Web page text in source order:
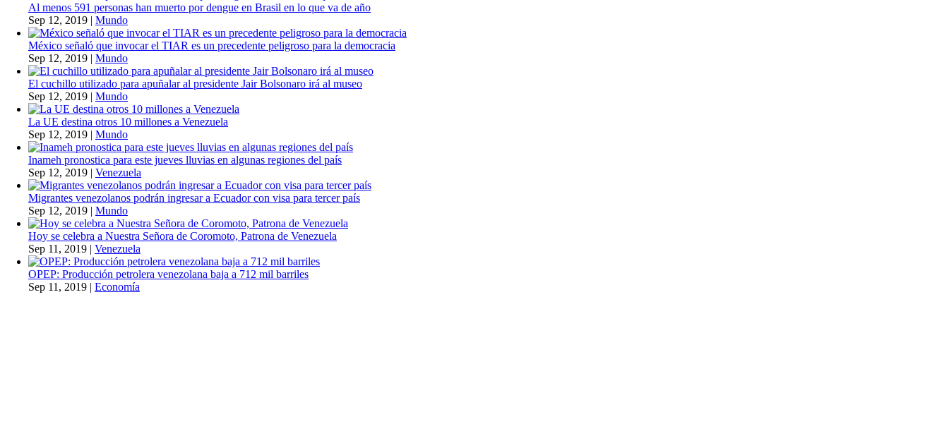
Al menos 591 personas han muerto por dengue en Brasil en lo que va de año
Sep 12, 2019 | Mundo
México señaló que invocar el TIAR es un precedente peligroso para la democracia
Sep 12, 2019 | Mundo
El cuchillo utilizado para apuñalar al presidente Jair Bolsonaro irá al museo
Sep 12, 2019 | Mundo
La UE destina otros 10 millones a Venezuela
Sep 12, 2019 | Mundo
Inameh pronostica para este jueves lluvias en algunas regiones del país
Sep 12, 2019 | Venezuela
Migrantes venezolanos podrán ingresar a Ecuador con visa para tercer país
Sep 12, 2019 | Mundo
Hoy se celebra a Nuestra Señora de Coromoto, Patrona de Venezuela
Sep 11, 2019 | Venezuela
OPEP: Producción petrolera venezolana baja a 712 mil barriles
Sep 11, 2019 | Economía